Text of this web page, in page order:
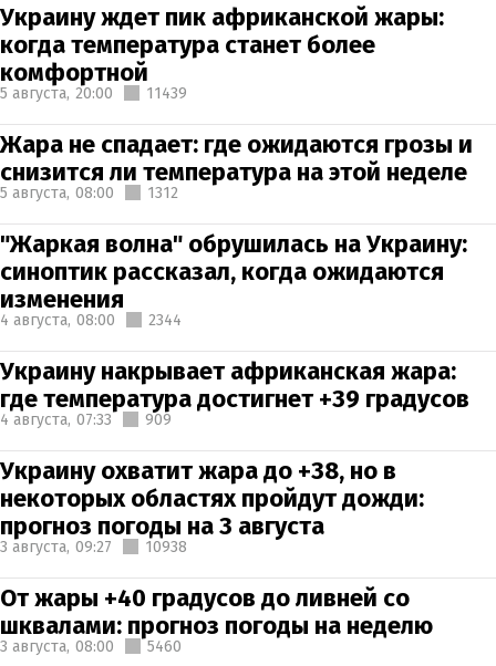
Украину ждет пик африканской жары:
когда температура станет более
комфортной
5 августа, 20:00 11439
Жара не спадает: где ожидаются грозы и
снизится ли температура на этой неделе
5 августа, 08:00 1312
"Жаркая волна" обрушилась на Украину:
синоптик рассказал, когда ожидаются
изменения
4 августа, 08:00 2344
Украину накрывает африканская жара:
где температура достигнет +39 градусов
4 августа, 07:33 909
Украину охватит жара до +38, но в
некоторых областях пройдут дожди:
прогноз погоды на 3 августа
3 августа, 09:27 10938
От жары +40 градусов до ливней со
шквалами: прогноз погоды на неделю
3 августа, 08:00 5460